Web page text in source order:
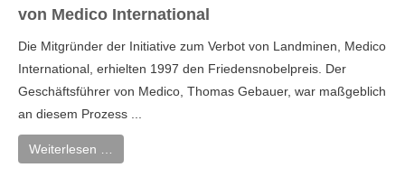
von Medico International
Die Mitgründer der Initiative zum Verbot von Landminen, Medico
International, erhielten 1997 den Friedensnobelpreis. Der
Geschäftsführer von Medico, Thomas Gebauer, war maßgeblich
an diesem Prozess ...
Weiterlesen …